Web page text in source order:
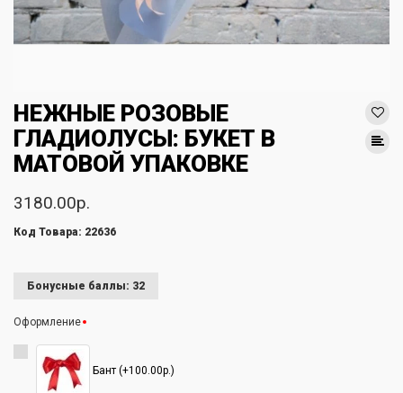
НЕЖНЫЕ РОЗОВЫЕ
ГЛАДИОЛУСЫ: БУКЕТ В
МАТОВОЙ УПАКОВКЕ
3180.00р.
Код Товара: 22636
Бонусные баллы: 32
Оформление
Бант (+100.00р.)